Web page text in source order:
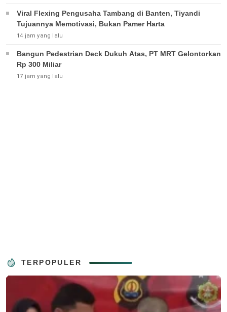
Viral Flexing Pengusaha Tambang di Banten, Tiyandi
Tujuannya Memotivasi, Bukan Pamer Harta
14 jam yang lalu
Bangun Pedestrian Deck Dukuh Atas, PT MRT Gelontorkan
Rp 300 Miliar
17 jam yang lalu
TERPOPULER